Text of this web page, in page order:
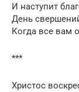
И наступит
День
Когда все вам
***
Христос